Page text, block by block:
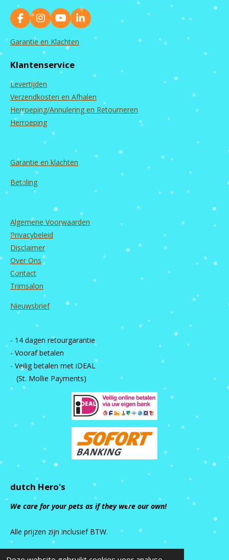
F
a
c
o
k
I
n
s
t
g
a
m
Y
o
u
b
L
i
Garantie en Klachten
Klantenservice
Levertijden
Verzendkosten en Afhalen
Herroeping/Annulering en Retourneren
Herroeping
Garantie en klachten
Betaling
Algemene Voorwaarden
Privacybeleid
Disclaimer
Over Ons
Contact
Trimsalon
Nieuwsbrief
- 14 dagen retourgarantie
- Vooraf betalen
- Veilig betalen met iDEAL
(St. Mollie Payments)
dutch Hero's
We care for your pets as if they were our own!
Alle prijzen zijn inclusief BTW.